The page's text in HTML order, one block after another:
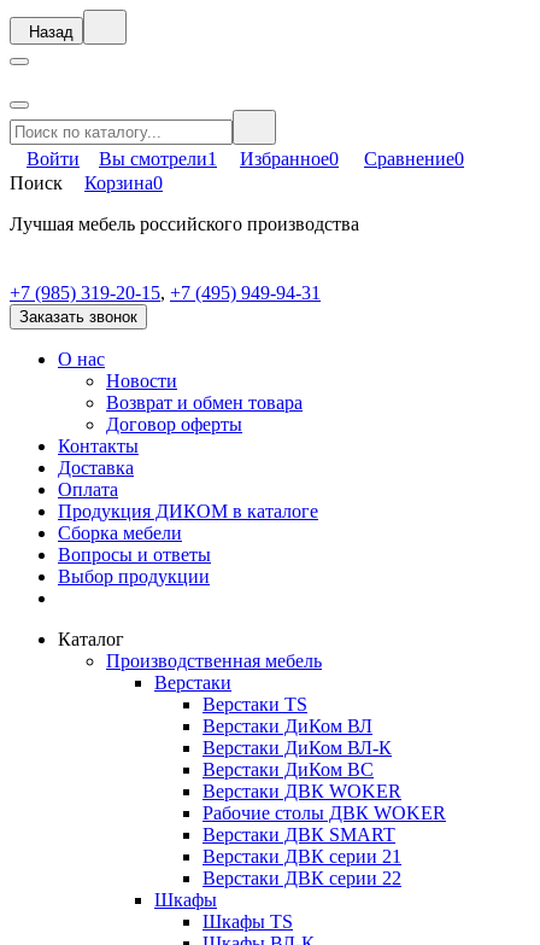
Назад
Войти Вы смотрели1 Избранное0 Сравнение0
Поиск
Корзина0
Лучшая мебель российского производства
+7 (985) 319-20-15, +7 (495) 949-94-31
Заказать звонок
О нас
Новости
Возврат и обмен товара
Договор оферты
Контакты
Доставка
Оплата
Продукция ДИКОМ в каталоге
Сборка мебели
Вопросы и ответы
Выбор продукции
Каталог
Производственная мебель
Верстаки
Верстаки TS
Верстаки ДиКом ВЛ
Верстаки ДиКом ВЛ-К
Верстаки ДиКом ВС
Верстаки ДВК WOKER
Рабочие столы ДВК WOKER
Верстаки ДВК SMART
Верстаки ДВК серии 21
Верстаки ДВК серии 22
Шкафы
Шкафы TS